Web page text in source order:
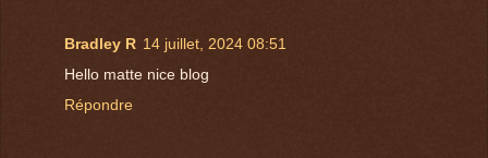
Bradley R 14 juillet, 2024 08:51
Hello matte nice blog
Répondre